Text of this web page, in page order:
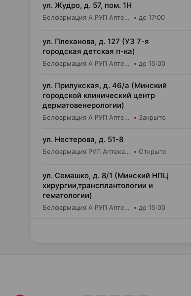
ул. Жудро, д. 57, пом. 1Н
Белфармация А РУП Аптека №48 до 17:00
ул. Плеханова, д. 127 (УЗ 7-я
городская детская п-ка)
Белфармация А РУП Аптека №21 до 15:00
ул. Прилукская, д. 46/а (Минский
городской клинический центр
дерматовенерологии)
Белфармация А РУП Аптека №81 Закрыто
ул. Нестерова, д. 51-8
Белфармация РУП Аптека №90 Открыто
ул. Семашко, д. 8/1 (Минский НПЦ
хирургии,трансплантологии и
гематологии)
Белфармация А РУП Аптека №81 до 15:00